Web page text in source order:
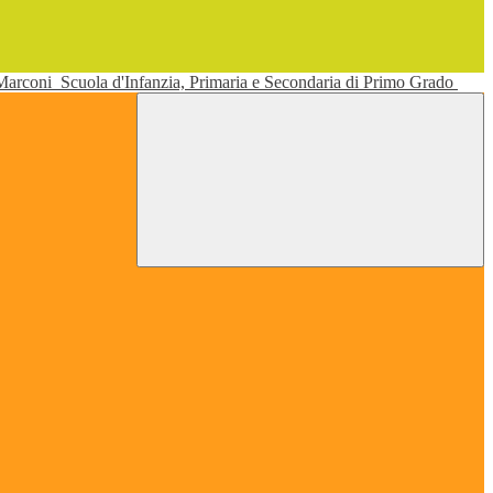
Scuola d'Infanzia, Primaria e Secondaria di Primo Grado